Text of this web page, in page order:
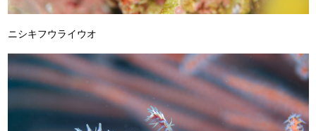
ニシキフウライウオ